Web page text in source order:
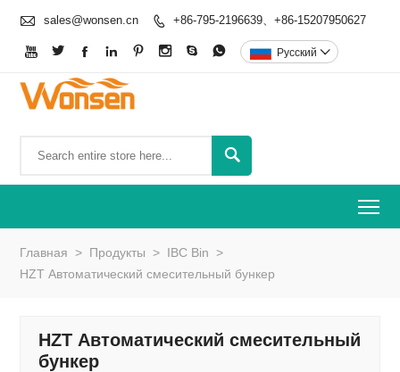
 sales@wonsen.cn  +86-795-2196639、+86-15207950627
        Pусский 

Главная > Продукты > IBC Bin >
HZT Автоматический смесительный бункер
HZT Автоматический смесительный
бункер